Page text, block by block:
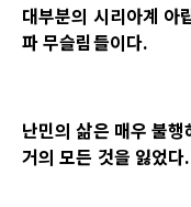
대부분의 시리아계 아
파 무슬림들이다.
난민의 삶은 매우 불행
거의 모든 것을 잃었다.